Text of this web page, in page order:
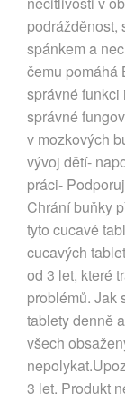
podrážděnost,
spánkem a
čemu pomáhá
správné
správné
v mozkových
vývoj dětí-
práci-
Chrání buňky
tyto cucavé
cucavých
od 3 let, které
problémů. Jak
tablety denně
všech
3 let. Produkt